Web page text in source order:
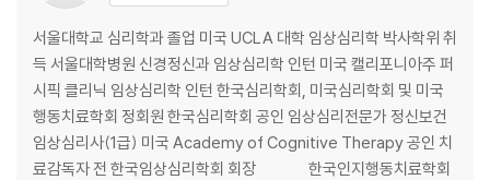
서울대학교 심리학과 졸업 미국 UCLA 대학 임상심리학 박사학위 취
득 서울대학병원 신경정신과 임상심리학 인턴 미국 캘리포니아주 퍼
시픽 클리닉 임상심리학 인턴 한국심리학회, 미국심리학회 및 미국
행동치료학회 정회원 한국심리학회 공인 임상심리전문가 정신보건
임상심리사(1급) 미국 Academy of Cognitive Therapy 공인 치
료감독자 전 한국임상심리학회 회장 한국인지행동치료학회